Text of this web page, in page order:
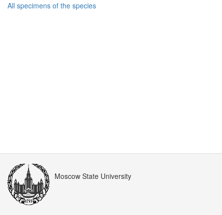
All specimens of the species
Moscow State University